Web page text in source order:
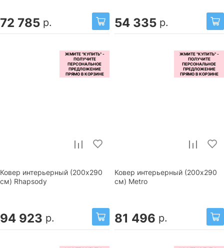
72 785 р. 54 335 р.
Ковер интерьерный (200x290
см) Rhapsody
94 923 р.
Ковер интерьерный (200x290
см) Metro
81 496 р.